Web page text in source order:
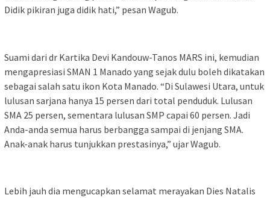
Didik pikiran juga didik hati,” pesan Wagub.
Suami dari dr Kartika Devi Kandouw-Tanos MARS ini, kemudian
mengapresiasi SMAN 1 Manado yang sejak dulu boleh dikatakan
sebagai salah satu ikon Kota Manado. “Di Sulawesi Utara, untuk
lulusan sarjana hanya 15 persen dari total penduduk. Lulusan
SMA 25 persen, sementara lulusan SMP capai 60 persen. Jadi
Anda-anda semua harus berbangga sampai di jenjang SMA.
Anak-anak harus tunjukkan prestasinya,” ujar Wagub.
Lebih jauh dia mengucapkan selamat merayakan Dies Natalis